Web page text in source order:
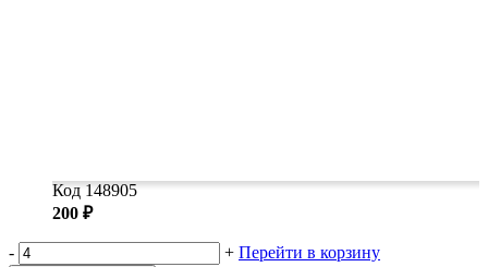
Код 148905
200 ₽
- + Перейти в корзину